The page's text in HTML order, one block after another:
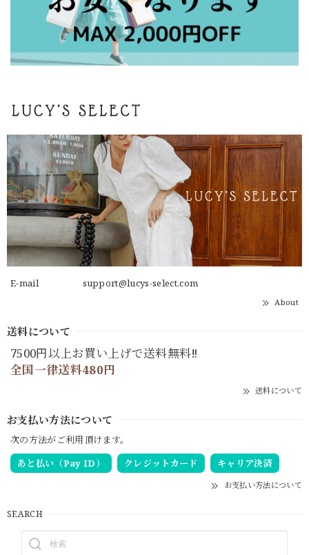
E-mail support@lucys-select.com
About
送料について
7500円以上お買い上げで送料無料‼
全国一律送料480円
送料について
お支払い方法について
次の方法がご利用頂けます。
あと払い（Pay ID）
クレジットカード キャリア決済
お支払い方法について
SEARCH